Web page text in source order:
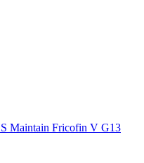
Maintain Fricofin V G13